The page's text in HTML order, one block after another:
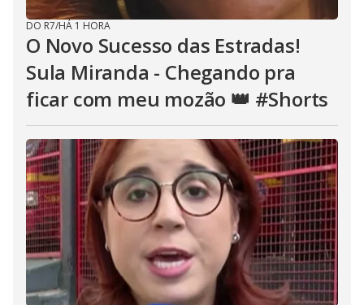
DO R7/HÁ 1 HORA
O Novo Sucesso das Estradas!
Sula Miranda - Chegando pra
ficar com meu mozão 👑 #Shorts